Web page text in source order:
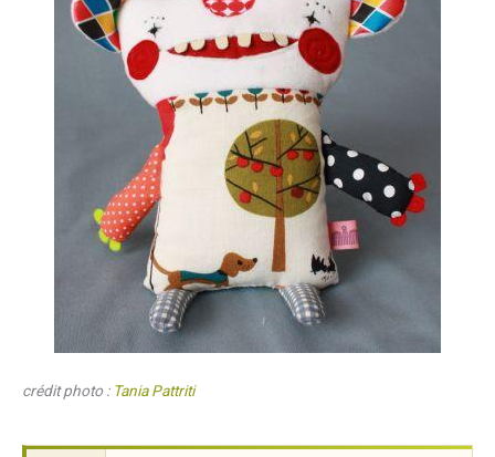
crédit photo : Tania Pattriti